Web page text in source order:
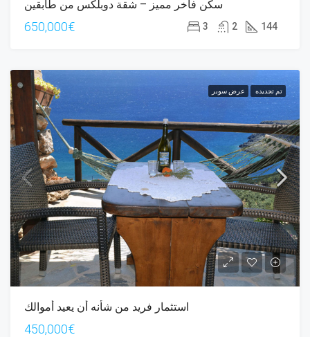
سكن فاخر مميز – شقة دوبلكس من طابقين
650,000€ 3 2 144
تم تجديده عرض سوبر
استثمار فريد من شأنه أن يعيد أموالك
450,000€